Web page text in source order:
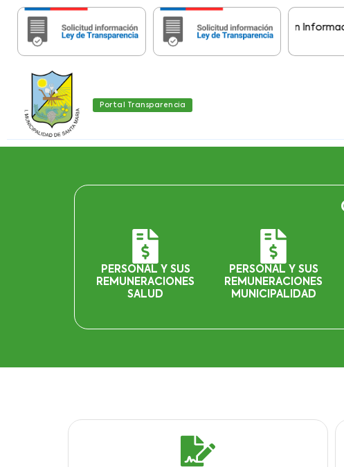
Importante: Estas páginas contienen Información
Portal Transparencia
PERSONAL Y SUS
REMUNERACIONES
SALUD
PERSONAL Y SUS
REMUNERACIONES
MUNICIPALIDAD